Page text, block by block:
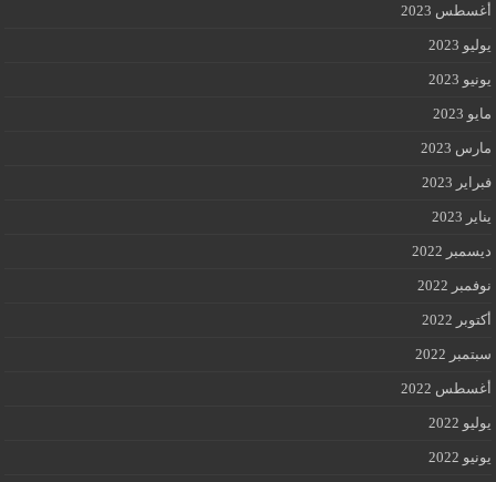
أغسطس 2023
يوليو 2023
يونيو 2023
مايو 2023
مارس 2023
فبراير 2023
يناير 2023
ديسمبر 2022
نوفمبر 2022
أكتوبر 2022
سبتمبر 2022
أغسطس 2022
يوليو 2022
يونيو 2022